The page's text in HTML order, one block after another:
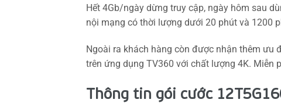
Hết 4Gb/ngày dừng truy cập, ngày hôm sau
nội mạng có thời lượng dưới 20 phút và 1200
Ngoài ra khách hàng còn được nhận thêm ưu
trên ứng dụng TV360 với chất lượng 4K. Miễn
Thông tin gói cước